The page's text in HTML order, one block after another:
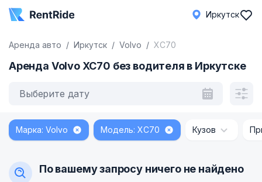
Иркутск
Аренда авто Иркутск Volvo XC70
Аренда Volvo XC70 без водителя в Иркутске
Выберите дату
Марка: Volvo Модель: XC70 Кузов
По вашему запросу ничего не найдено